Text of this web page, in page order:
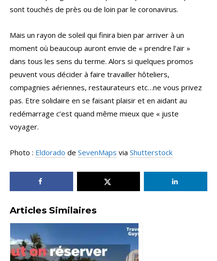
sont touchés de près ou de loin par le coronavirus.
Mais un rayon de soleil qui finira bien par arriver à un
moment où beaucoup auront envie de « prendre l’air »
dans tous les sens du terme. Alors si quelques promos
peuvent vous décider à faire travailler hôteliers,
compagnies aériennes, restaurateurs etc…ne vous privez
pas. Etre solidaire en se faisant plaisir et en aidant au
redémarrage c’est quand même mieux que « juste
voyager.
Photo : Eldorado de SevenMaps via Shutterstock
Articles Similaires